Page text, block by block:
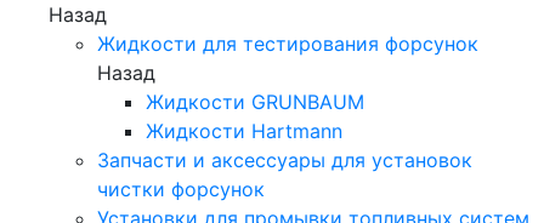
Назад
Жидкости для тестирования форсунок
Назад
Жидкости GRUNBAUM
Жидкости Hartmann
Запчасти и аксессуары для установок
чистки форсунок
Установки для промывки топливных систем